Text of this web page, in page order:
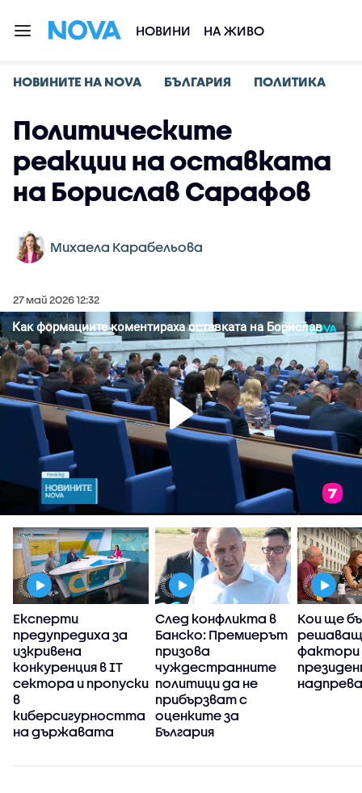
НОВИНИ НА ЖИВО
НОВИНИТЕ НА NOVA БЪЛГАРИЯ ПОЛИТИКА
Политическите
реакции на оставката
на Борислав Сарафов
Михаела Карабельова
27 май 2026 12:32
Експерти
предупредиха за
изкривена
конкуренция в IT
сектора и пропуски
в
киберсигурността
на държавата
След конфликта в
Банско: Премиерът
призова
чуждестранните
политици да не
прибързват с
оценките за
България
Кои ще
фактори